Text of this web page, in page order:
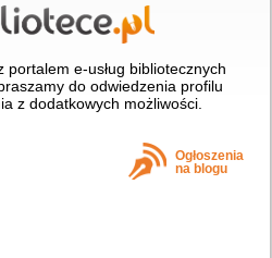
portalem e-usług bibliotecznych
do odwiedzenia profilu
z dodatkowych możliwości.
Ogłoszenia
na blogu